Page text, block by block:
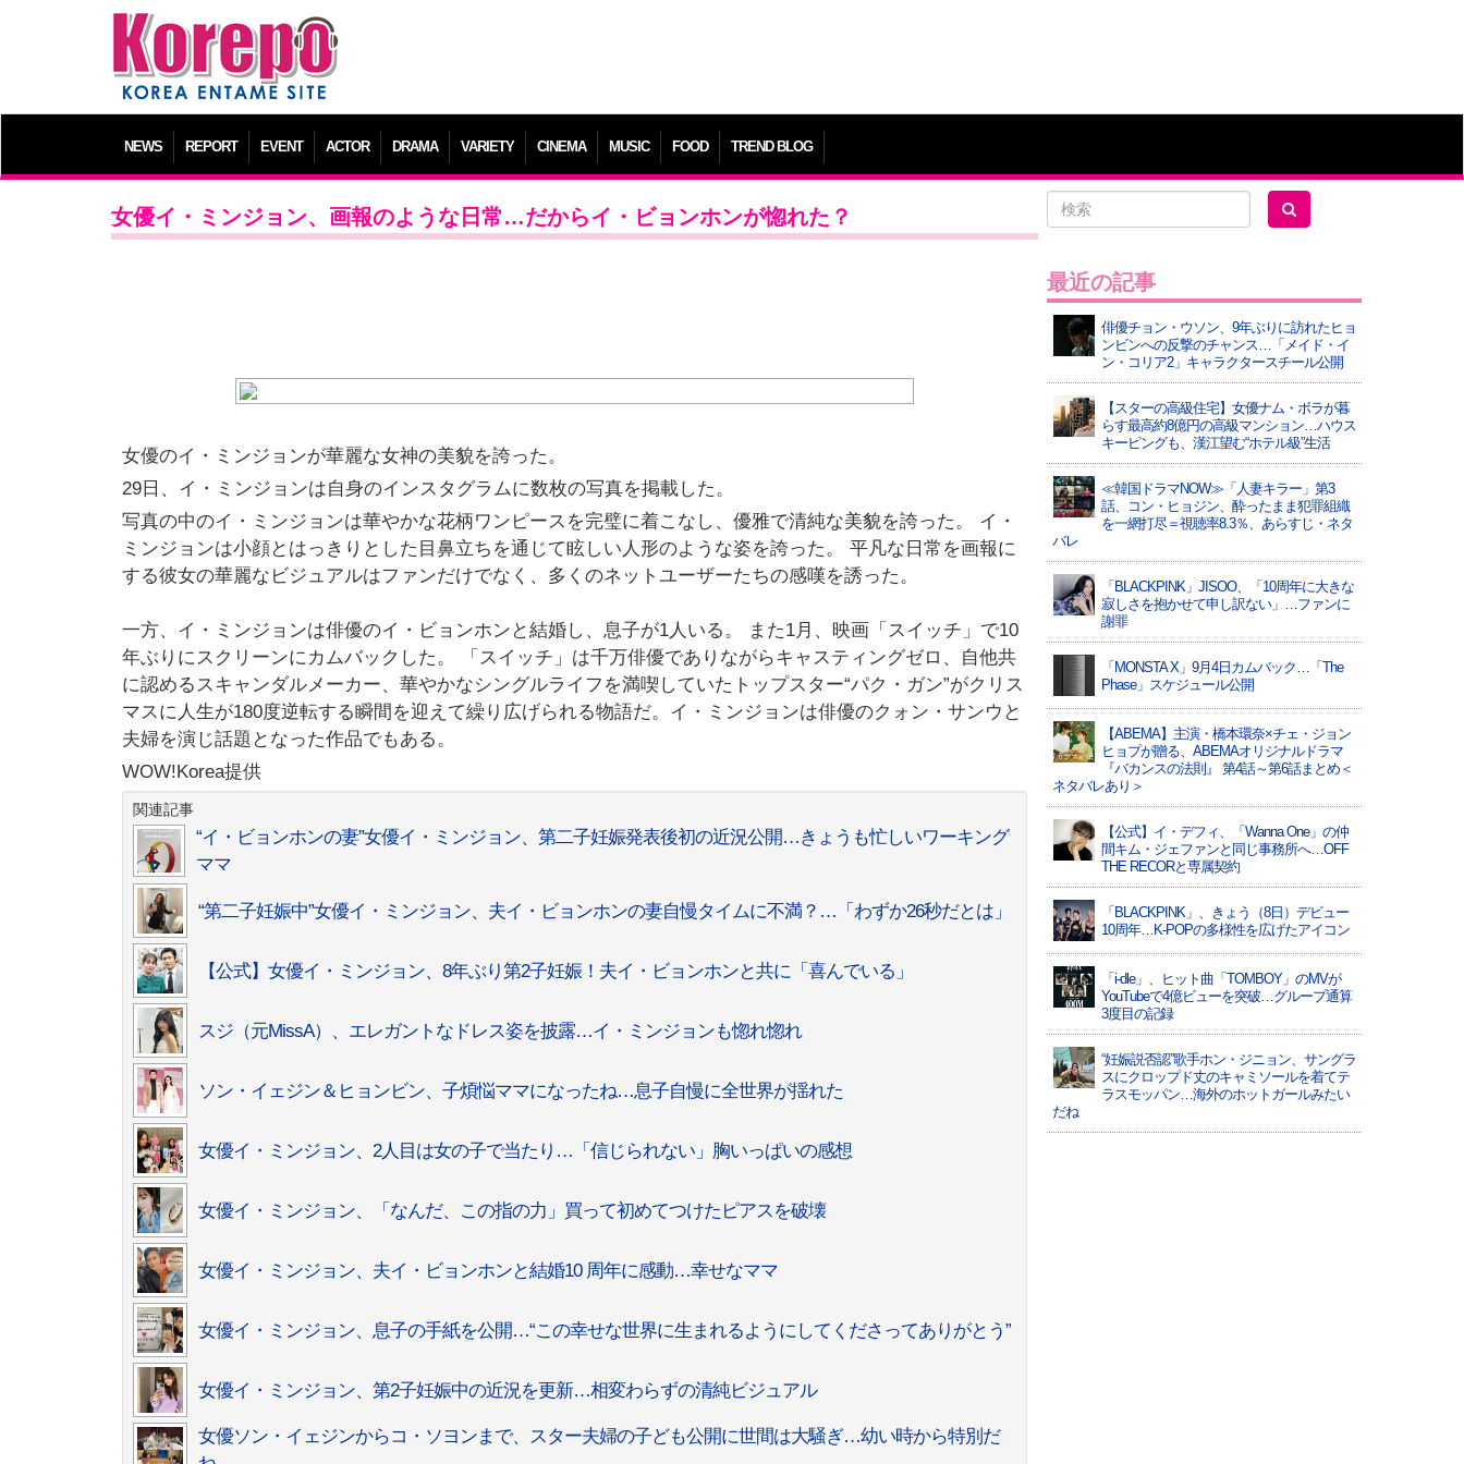
NEWS REPORT EVENT ACTOR DRAMA VARIETY CINEMA MUSIC FOOD TREND BLOG
女優イ・ミンジョン、画報のような日常…だからイ・ビョンホンが惚れた？
女優のイ・ミンジョンが華麗な女神の美貌を誇った。
29日、イ・ミンジョンは自身のインスタグラムに数枚の写真を掲載した。
写真の中のイ・ミンジョンは華やかな花柄ワンピースを完璧に着こなし、優雅で清純な美貌を誇った。 イ・
ミンジョンは小顔とはっきりとした目鼻立ちを通じて眩しい人形のような姿を誇った。 平凡な日常を画報に
する彼女の華麗なビジュアルはファンだけでなく、多くのネットユーザーたちの感嘆を誘った。
一方、イ・ミンジョンは俳優のイ・ビョンホンと結婚し、息子が1人いる。 また1月、映画「スイッチ」で10
年ぶりにスクリーンにカムバックした。 「スイッチ」は千万俳優でありながらキャスティングゼロ、自他共
に認めるスキャンダルメーカー、華やかなシングルライフを満喫していたトップスター“パク・ガン”がクリス
マスに人生が180度逆転する瞬間を迎えて繰り広げられる物語だ。イ・ミンジョンは俳優のクォン・サンウと
夫婦を演じ話題となった作品でもある。
WOW!Korea提供
関連記事
“イ・ビョンホンの妻”女優イ・ミンジョン、第二子妊娠発表後初の近況公開…きょうも忙しいワーキング
ママ
“第二子妊娠中”女優イ・ミンジョン、夫イ・ビョンホンの妻自慢タイムに不満？…「わずか26秒だとは」
【公式】女優イ・ミンジョン、8年ぶり第2子妊娠！夫イ・ビョンホンと共に「喜んでいる」
スジ（元MissA）、エレガントなドレス姿を披露…イ・ミンジョンも惚れ惚れ
ソン・イェジン＆ヒョンビン、子煩悩ママになったね…息子自慢に全世界が揺れた
女優イ・ミンジョン、2人目は女の子で当たり…「信じられない」胸いっぱいの感想
女優イ・ミンジョン、「なんだ、この指の力」買って初めてつけたピアスを破壊
女優イ・ミンジョン、夫イ・ビョンホンと結婚10 周年に感動…幸せなママ
女優イ・ミンジョン、息子の手紙を公開…“この幸せな世界に生まれるようにしてくださってありがとう”
女優イ・ミンジョン、第2子妊娠中の近況を更新…相変わらずの清純ビジュアル
女優ソン・イェジンからコ・ソヨンまで、スター夫婦の子ども公開に世間は大騒ぎ…幼い時から特別だ
最近の記事
俳優チョン・ウソン、9年ぶりに訪れたヒョ
ンビンへの反撃のチャンス…「メイド・イ
ン・コリア2」キャラクタースチール公開
【スターの高級住宅】女優ナム・ボラが暮
らす最高約8億円の高級マンション…ハウス
キーピングも、漢江望む“ホテル級”生活
≪韓国ドラマNOW≫「人妻キラー」第3
話、コン・ヒョジン、酔ったまま犯罪組織
を一網打尽＝視聴率8.3％、あらすじ・ネタ
バレ
「BLACKPINK」JISOO、「10周年に大きな
寂しさを抱かせて申し訳ない」…ファンに
謝罪
「MONSTA X」9月4日カムバック…「The
Phase」スケジュール公開
【ABEMA】主演・橋本環奈×チェ・ジョン
ヒョプが贈る、ABEMAオリジナルドラマ
『バカンスの法則』 第4話～第6話まとめ＜
ネタバレあり＞
【公式】イ・デフィ、「Wanna One」の仲
間キム・ジェファンと同じ事務所へ…OFF
THE RECORと専属契約
「BLACKPINK」、きょう（8日）デビュー
10周年…K-POPの多様性を広げたアイコン
「i-dle」、ヒット曲「TOMBOY」のMVが
YouTubeで4億ビューを突破…グループ通算
3度目の記録
“妊娠説否認”歌手ホン・ジニョン、サングラ
スにクロップド丈のキャミソールを着てテ
ラスモッパン…海外のホットガールみたい
だね